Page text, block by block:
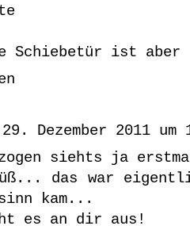
Schiebetür ist aber
29. Dezember 2011 um
siehts ja
das war
kam...
es an dir aus!